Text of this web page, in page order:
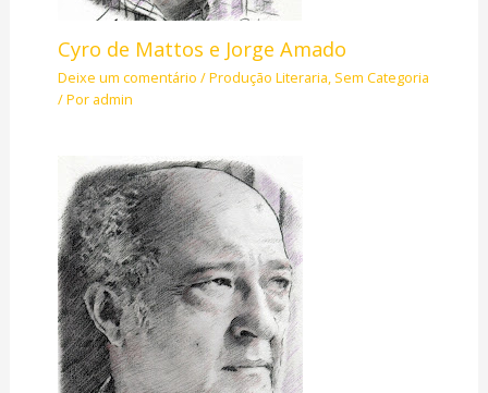
Cyro de Mattos e Jorge Amado
Deixe um comentário /Produção Literaria, Sem Categoria
/ Por admin